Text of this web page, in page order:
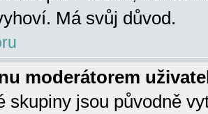
Má svůj důvod.
moderátorem
skupiny jsou původně